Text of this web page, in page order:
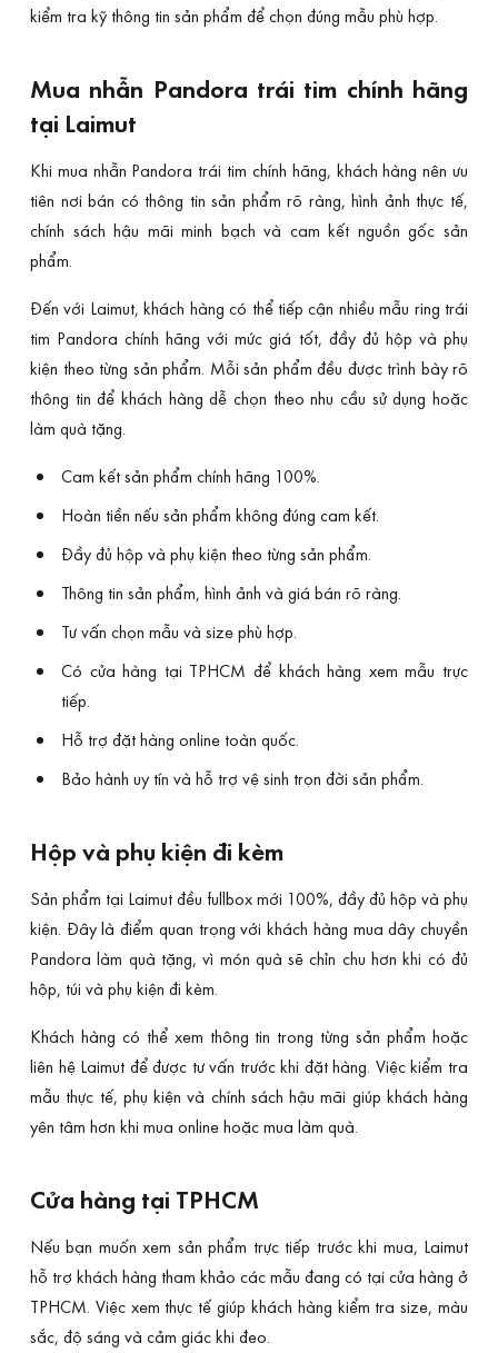
kiểm tra kỹ thông tin sản phẩm để chọn đúng mẫu phù hợp.
Mua nhẫn Pandora trái tim chính hãng
tại Laimut
Khi mua nhẫn Pandora trái tim chính hãng, khách hàng nên ưu
tiên nơi bán có thông tin sản phẩm rõ ràng, hình ảnh thực tế,
chính sách hậu mãi minh bạch và cam kết nguồn gốc sản
phẩm.
Đến với Laimut, khách hàng có thể tiếp cận nhiều mẫu ring trái
tim Pandora chính hãng với mức giá tốt, đầy đủ hộp và phụ
kiện theo từng sản phẩm. Mỗi sản phẩm đều được trình bày rõ
thông tin để khách hàng dễ chọn theo nhu cầu sử dụng hoặc
làm quà tặng.
Cam kết sản phẩm chính hãng 100%.
Hoàn tiền nếu sản phẩm không đúng cam kết.
Đầy đủ hộp và phụ kiện theo từng sản phẩm.
Thông tin sản phẩm, hình ảnh và giá bán rõ ràng.
Tư vấn chọn mẫu và size phù hợp.
Có cửa hàng tại TPHCM để khách hàng xem mẫu trực
tiếp.
Hỗ trợ đặt hàng online toàn quốc.
Bảo hành uy tín và hỗ trợ vệ sinh trọn đời sản phẩm.
Hộp và phụ kiện đi kèm
Sản phẩm tại Laimut đều fullbox mới 100%, đầy đủ hộp và phụ
kiện. Đây là điểm quan trọng với khách hàng mua dây chuyền
Pandora làm quà tặng, vì món quà sẽ chỉn chu hơn khi có đủ
hộp, túi và phụ kiện đi kèm.
Khách hàng có thể xem thông tin trong từng sản phẩm hoặc
liên hệ Laimut để được tư vấn trước khi đặt hàng. Việc kiểm tra
mẫu thực tế, phụ kiện và chính sách hậu mãi giúp khách hàng
yên tâm hơn khi mua online hoặc mua làm quà.
Cửa hàng tại TPHCM
Nếu bạn muốn xem sản phẩm trực tiếp trước khi mua, Laimut
hỗ trợ khách hàng tham khảo các mẫu đang có tại cửa hàng ở
TPHCM. Việc xem thực tế giúp khách hàng kiểm tra size, màu
sắc, độ sáng và cảm giác khi đeo.